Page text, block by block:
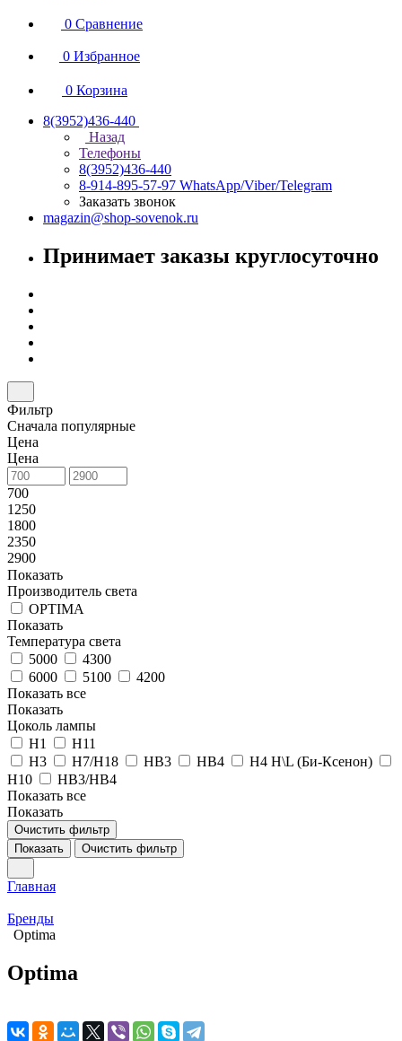
0 Сравнение
0 Избранное
0 Корзина
8(3952)436-440
Назад
Телефоны
8(3952)436-440
8-914-895-57-97 WhatsApp/Viber/Telegram
Заказать звонок
magazin@shop-sovenok.ru
Принимает заказы круглосуточно
Фильтр
Сначала популярные
Цена
Цена
700
1250
1800
2350
2900
Показать
Производитель света
OPTIMA
Показать
Температура света
5000
4300
6000
5100
4200
Показать все
Показать
Цоколь лампы
H1
H11
H3
H7/H18 HB3 HB4
H4 H\L (Би-Ксенон)
H10
HB3/HB4
Показать все
Показать
Очистить фильтр
Показать
Очистить фильтр
Главная
Бренды
Optima
Optima